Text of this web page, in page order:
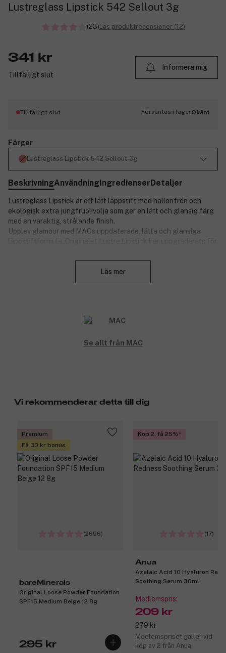
Lustreglass Lipstick 542 Sellout 3g
(23)Läs produktrecensioner (12)
341 kr
Tillfälligt slut
Informera mig
Tillfälligt slut Förväntas i lagerOkänt
Färger
Lustreglass Lipstick 542 Sellout 3g
BeskrivningAnvändningIngredienserDetaljer
Lustreglass Lipstick är ett lätt läppstift med hallonfrön och
ekologisk extra jungfruolivolja som ger en lätt och glansig färg
med en varaktig, strålande finish.
Upplev glamour med MACs uppdaterade, lätta och glansiga
med en läcker blandning ingredienser som vårdar läpparna. En
krämig kombination av jojoba-, hallonfrö-, kokosnöt- och
organisk extra jungfruolivolja ger läpparna näring. Sheasmör
Den superlätta, silkeslena konsistensen glider otroligt mjukt
spegeln. Skäm bort dina läppar med de här lockande nyanserna.
Läs mer
Se allt från MAC
Vi rekommenderar detta till dig
Premium
Få 30 kr bonus
(2656)
bareMinerals
Original Loose Powder Foundation
SPF15 Medium Beige 12 8g
295 kr
Köp 2, få 25%
(17)
Anua
Azelaic Acid 10 Hyaluron
Soothing Serum 30ml
Medlemspris:
209 kr
279 kr
Medlemspriset gäller vid
köp av 2 från Anua